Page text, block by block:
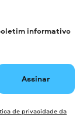
informativo
Assinar
de privacidade da